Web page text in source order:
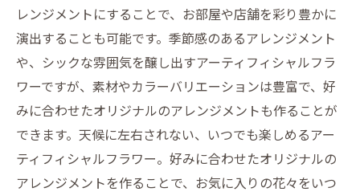
レンジメントにすることで、お部屋や店舗を彩り豊かに
演出することも可能です。季節感のあるアレンジメント
や、シックな雰囲気を醸し出すアーティフィシャルフラ
ワーですが、素材やカラーバリエーションは豊富で、好
みに合わせたオリジナルのアレンジメントも作ることが
できます。天候に左右されない、いつでも楽しめるアー
ティフィシャルフラワー。好みに合わせたオリジナルの
アレンジメントを作ることで、お気に入りの花々をいつ